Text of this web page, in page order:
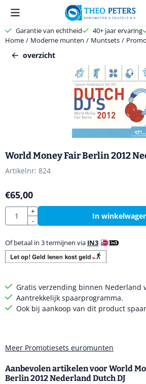
Cookievoorkeuren zijn beschikbaar. Kies
Garantie van echtheid 40+ jaar ervaring
Home / Moderne munten / Muntsets /
overzicht
World Money Fair Berlin 2012
Artikelnr: 824
€65,00
Aantal
+
-
In
Of betaal in 3 termijnen via IN3
Gratis verzending binnen Nederland
Aantrekkelijk spaarprogramma.
Ook bij aankoop van dit product
Meer Promotiesets euromunten
Aanbevolen artikelen voorWorld
Berlin 2012 Nederland Dutch DJ